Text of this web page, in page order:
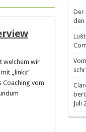
welchem wir
„links“
Coaching vom
Der
den
Juli